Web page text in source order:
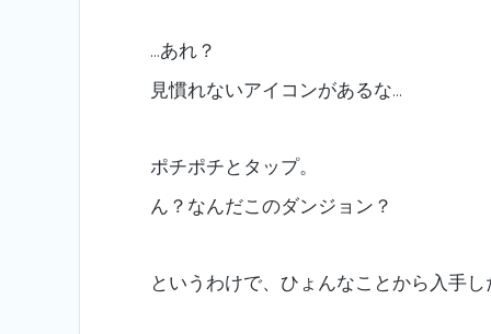
…あれ？
見慣れないアイコンがあるな…
ポチポチとタップ。
ん？なんだこのダンジョン？
というわけで、ひょんなことから入手